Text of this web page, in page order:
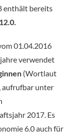
enthält bereits
01.04.2016
verwendet
(Wortlaut
aufrufbar unter
2017. Es
6.0 auch für